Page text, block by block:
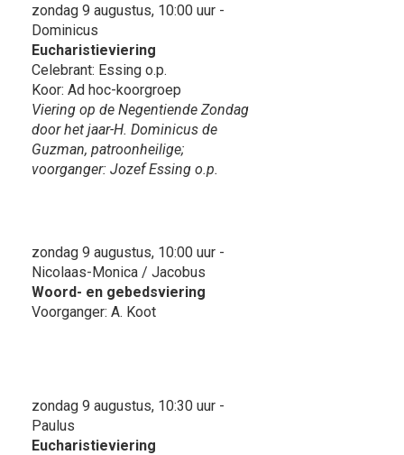
zondag 9 augustus, 10:00 uur -
Dominicus
Eucharistieviering
Celebrant: Essing o.p.
Koor: Ad hoc-koorgroep
Viering op de Negentiende Zondag
door het jaar-H. Dominicus de
Guzman, patroonheilige;
voorganger: Jozef Essing o.p.
zondag 9 augustus, 10:00 uur -
Nicolaas-Monica / Jacobus
Woord- en gebedsviering
Voorganger: A. Koot
zondag 9 augustus, 10:30 uur -
Paulus
Eucharistieviering